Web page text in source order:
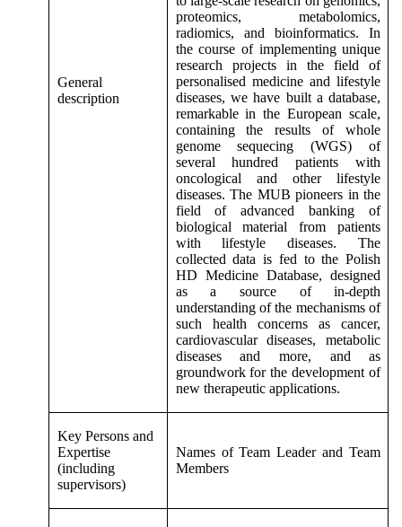
General
description
proteomics, metabolomics,
radiomics, and bioinformatics. In
the course of implementing unique
research projects in the field of
personalised medicine and lifestyle
diseases, we have built a database,
remarkable in the European scale,
containing the results of whole
genome sequecing (WGS) of
several hundred patients with
oncological and other lifestyle
diseases. The MUB pioneers in the
field of advanced banking of
biological material from patients
with lifestyle diseases. The
collected data is fed to the Polish
HD Medicine Database, designed
as a source of in-depth
understanding of the mechanisms of
such health concerns as cancer,
cardiovascular diseases, metabolic
diseases and more, and as
groundwork for the development of
new therapeutic applications.
Key Persons and
Expertise
(including
supervisors)
Names of Team Leader and Team
Members